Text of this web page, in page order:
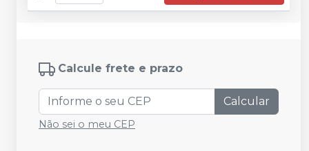
Calcule frete e prazo
Calcular
Não sei o meu CEP